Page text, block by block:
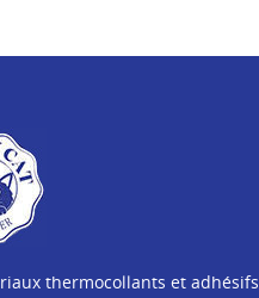
thermocollants et adhésifs